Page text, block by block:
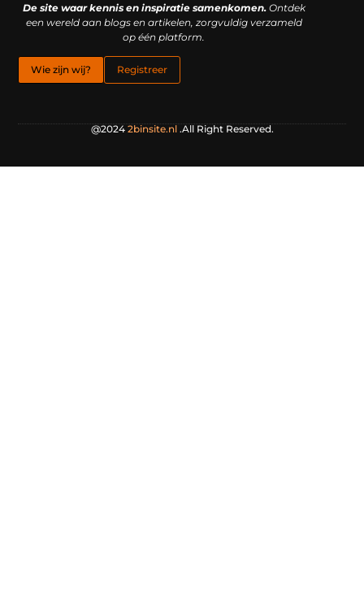
De site waar kennis en inspiratie samenkomen.Ontdek
een wereld aan blogs en artikelen, zorgvuldig verzameld
op één platform.
Wie zijn wij? Registreer
@20242binsite.nl.All Right Reserved.